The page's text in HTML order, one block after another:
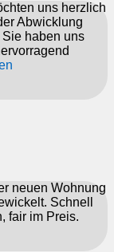
uns herzlich
Abwicklung
haben uns
neuen Wohnung
Schnell
fair im Preis.